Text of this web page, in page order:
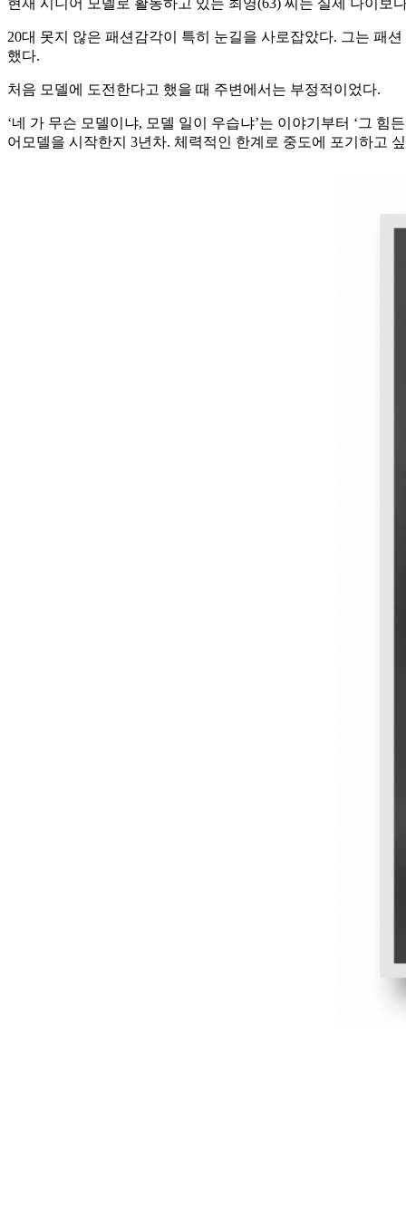
현재 시니어 모델로 활동하고 있는 최영(63) 씨는 실제 나이보
20대 못지 않은 패션감각이 특히 눈길을 사로잡았다. 그는 패
했다.
처음 모델에 도전한다고 했을 때 주변에서는 부정적이었다.
‘네 가 무슨 모델이냐, 모델 일이 우습냐’는 이야기부터 ‘그
어모델을 시작한지 3년차. 체력적인 한계로 중도에 포기하고